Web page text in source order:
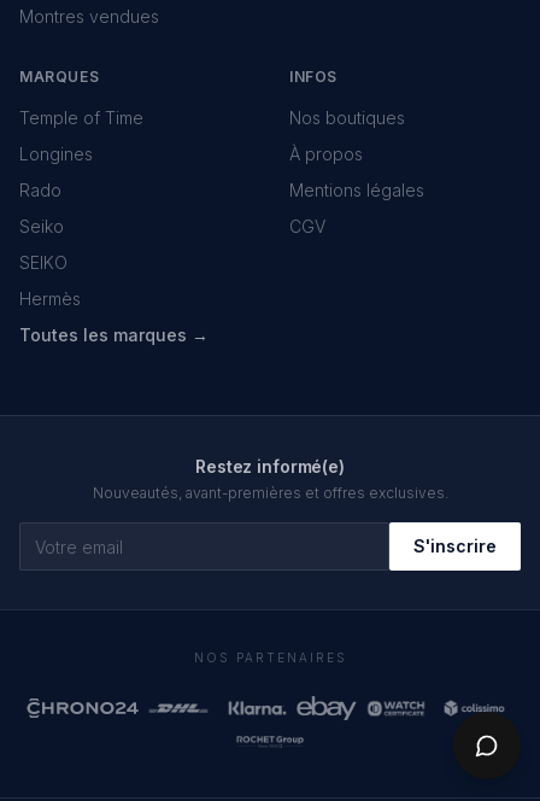
Montres vendues
MARQUES
Temple of Time
Longines
Rado
Seiko
SEIKO
Hermès
Toutes les marques →
INFOS
Nos boutiques
À propos
Mentions légales
CGV
Restez informé(e)
Nouveautés, avant-premières et offres exclusives.
S'inscrire
NOS PARTENAIRES